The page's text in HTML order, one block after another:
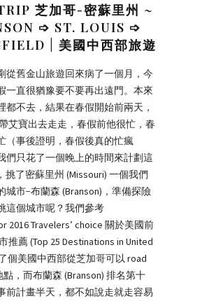
芝加哥-密蘇里州 ~
➩ ST. LOUIS ➩
| 美國中西部旅遊
從舊金山旅遊回來病了一個月，今
一直很猶豫要不要再出遠門。本來
都不去，結果在春假開始前兩天，
艾寶出去走走，春假前他很忙，春
（事後證明，春假後真的忙瘋
們只花了一個晚上的時間來計劃這
挑了密蘇里州 (Missouri) 一個我們
城市−布蘭森 (Branson)，準備探險
這個城市呢？我們參考
2016 Travelers’ choice 關於美國前
推薦 (Top 25 Destinations in United
個美國中西部從芝加哥可以 road
，而布蘭森 (Branson) 排名第十
前計畫半天，都不如說走就走容易